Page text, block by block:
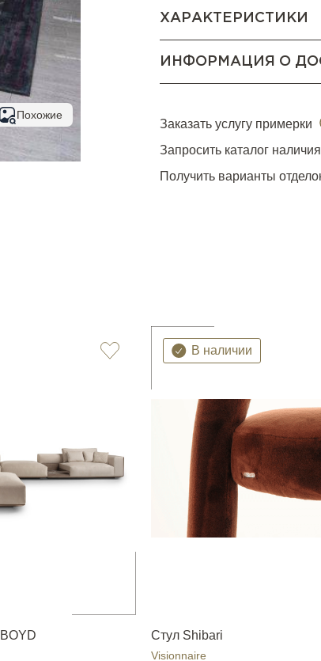
Похожие
ХАРАКТЕРИСТИКИ
ИНФОРМАЦИЯ О
Заказать услугу примерки
Запросить каталог
Получить варианты
В наличии
Стул Shibari
Visionnaire